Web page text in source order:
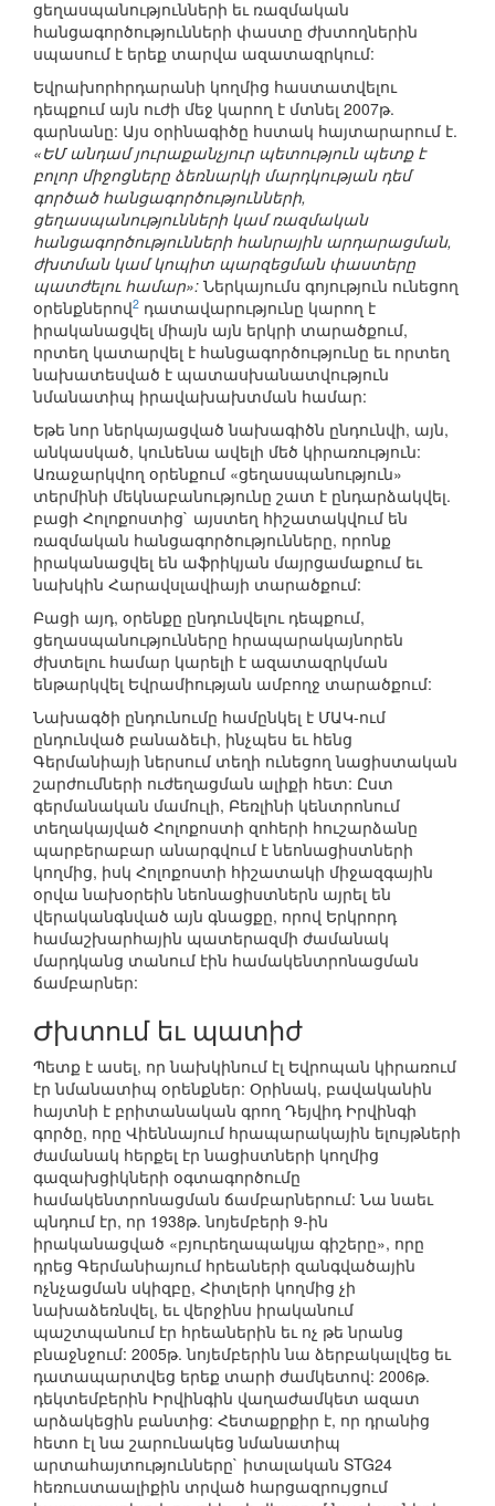
ցեղասպանությունների եւ ռազմական
հանցագործությունների փաստը ժխտողներին
սպասում է երեք տարվա ազատազրկում:
Եվրախորհրդարանի կողմից հաստատվելու
դեպքում այն ուժի մեջ կարող է մտնել 2007թ.
գարնանը: Այս օրինագիծը հստակ հայտարարում է.
«ԵՄ անդամ յուրաքանչյուր պետություն պետք է
բոլոր միջոցները ձեռնարկի մարդկության դեմ
գործած հանցագործությունների,
ցեղասպանությունների կամ ռազմական
հանցագործությունների հանրային արդարացման,
ժխտման կամ կոպիտ պարզեցման փաստերը
պատժելու համար»: Ներկայումս գոյություն ունեցող
օրենքներով2 դատավարությունը կարող է
իրականացվել միայն այն երկրի տարածքում,
որտեղ կատարվել է հանցագործությունը եւ որտեղ
նախատեսված է պատասխանատվություն
նմանատիպ իրավախախտման համար:
Եթե նոր ներկայացված նախագիծն ընդունվի, այն,
անկասկած, կունենա ավելի մեծ կիրառություն:
Առաջարկվող օրենքում «ցեղասպանություն»
տերմինի մեկնաբանությունը շատ է ընդարձակվել.
բացի Հոլոքոստից` այստեղ հիշատակվում են
ռազմական հանցագործությունները, որոնք
իրականացվել են աֆրիկյան մայրցամաքում եւ
նախկին Հարավսլավիայի տարածքում:
Բացի այդ, օրենքը ընդունվելու դեպքում,
ցեղասպանությունները հրապարակայնորեն
ժխտելու համար կարելի է ազատազրկման
ենթարկվել Եվրամիության ամբողջ տարածքում:
Նախագծի ընդունումը համընկել է ՄԱԿ-ում
ընդունված բանաձեւի, ինչպես եւ հենց
Գերմանիայի ներսում տեղի ունեցող նացիստական
շարժումների ուժեղացման ալիքի հետ: Ըստ
գերմանական մամուլի, Բեռլինի կենտրոնում
տեղակայված Հոլոքոստի զոհերի հուշարձանը
պարբերաբար անարգվում է նեոնացիստների
կողմից, իսկ Հոլոքոստի հիշատակի միջազգային
օրվա նախօրեին նեոնացիստներն այրել են
վերականգնված այն գնացքը, որով Երկրորդ
համաշխարհային պատերազմի ժամանակ
մարդկանց տանում էին համակենտրոնացման
ճամբարներ:
Ժխտում եւ պատիժ
Պետք է ասել, որ նախկինում էլ Եվրոպան կիրառում
էր նմանատիպ օրենքներ: Օրինակ, բավականին
հայտնի է բրիտանական գրող Դեյվիդ Իրվինգի
գործը, որը Վիեննայում հրապարակային ելույթների
ժամանակ հերքել էր նացիստների կողմից
գազախցիկների օգտագործումը
համակենտրոնացման ճամբարներում: Նա նաեւ
պնդում էր, որ 1938թ. նոյեմբերի 9-ին
իրականացված «բյուրեղապակյա գիշերը», որը
դրեց Գերմանիայում հրեաների զանգվածային
ոչնչացման սկիզբը, Հիտլերի կողմից չի
նախաձեռնվել, եւ վերջինս իրականում
պաշտպանում էր հրեաներին եւ ոչ թե նրանց
բնաջնջում: 2005թ. նոյեմբերին նա ձերբակալվեց եւ
դատապարտվեց երեք տարի ժամկետով: 2006թ.
դեկտեմբերին Իրվինգին վաղաժամկետ ազատ
արձակեցին բանտից: Հետաքրքիր է, որ դրանից
հետո էլ նա շարունակեց նմանատիպ
արտահայտությունները` իտալական STG24
հեռուստաալիքին տրված հարցազրույցում